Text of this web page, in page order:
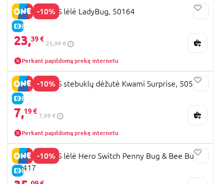
-10%
E-KAINA
MIRACULOUS lėlė LadyBug, 50164
23,39 €
25,99 €
Perkant papildomą prekę internetu
-10%
E-KAINA
MIRACULOUS stebuklų dėžutė Kwami Surprise, 50500
7,19 €
7,99 €
Perkant papildomą prekę internetu
-10%
E-KAINA
MIRACULOUS lėlė Hero Switch Penny Bug & Bee Bug,
50417